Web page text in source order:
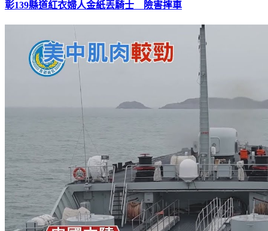
彰139縣道紅衣婦人金紙丟騎士 險害摔車